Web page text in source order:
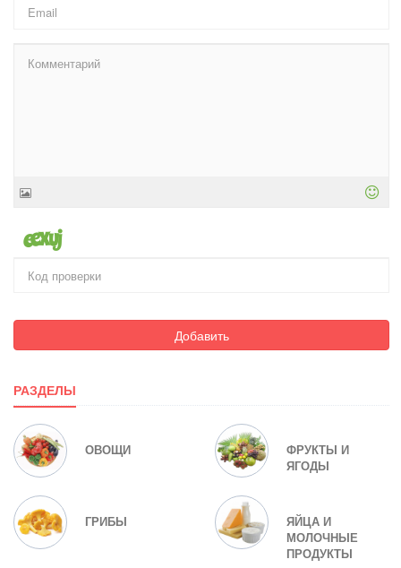
Добавить
РАЗДЕЛЫ
ОВОЩИ
ФРУКТЫ И
ЯГОДЫ
ГРИБЫ
ЯЙЦА И
МОЛОЧНЫЕ
ПРОДУКТЫ